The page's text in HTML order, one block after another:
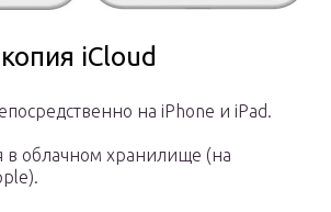
iCloud
на iPhone и iPad.
в облачном хранилище (на